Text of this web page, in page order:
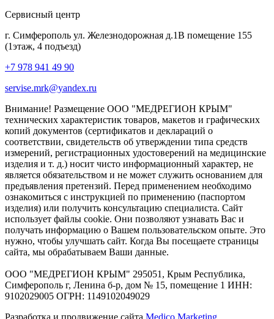
Сервисный центр
г. Симферополь ул. Железнодорожная д.1В помещение 155
(1этаж, 4 подъезд)
+7 978 941 49 90
servise.mrk@yandex.ru
Внимание! Размещение ООО "МЕДРЕГИОН КРЫМ"
технических характеристик товаров, макетов и графических
копий документов (сертификатов и деклараций о
соответствии, свидетельств об утверждении типа средств
измерений, регистрационных удостоверений на медицинские
изделия и т. д.) носит чисто информационный характер, не
является обязательством и не может служить основанием для
предъявления претензий. Перед применением необходимо
ознакомиться с инструкцией по применению (паспортом
изделия) или получить консультацию специалиста. Сайт
использует файлы cookie. Они позволяют узнавать Вас и
получать информацию о Вашем пользовательском опыте. Это
нужно, чтобы улучшать сайт. Когда Вы посещаете страницы
сайта, мы обрабатываем Ваши данные.
ООО "МЕДРЕГИОН КРЫМ" 295051, Крым Республика,
Симферополь г, Ленина б-р, дом № 15, помещение 1 ИНН:
9102029005 ОГРН: 1149102049029
Разработка и продвижение сайта Medico Marketing